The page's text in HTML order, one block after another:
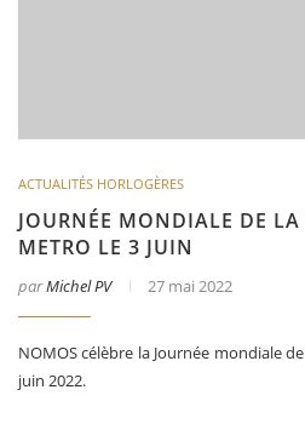
ACTUALITÉS HORLOGÈRES
JOURNÉE MONDIALE DE LA
METRO LE 3 JUIN
parMichel PV 27 mai 2022
NOMOS célèbre la Journée mondiale
juin 2022.